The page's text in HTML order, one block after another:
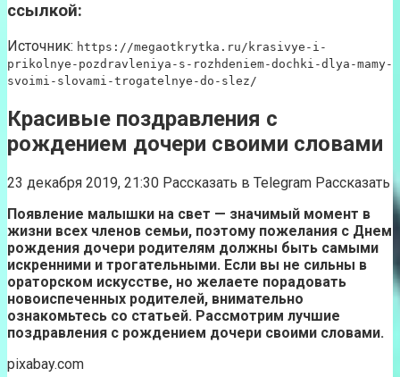
ссылкой:
Источник: https://megaotkrytka.ru/krasivye-i-
prikolnye-pozdravleniya-s-rozhdeniem-dochki-dlya-mamy-
svoimi-slovami-trogatelnye-do-slez/
Красивые поздравления с
рождением дочери своими словами
23 декабря 2019, 21:30 Рассказать в Telegram Расcказать
Появление малышки на свет — значимый момент в
жизни всех членов семьи, поэтому пожелания с Днем
рождения дочери родителям должны быть самыми
искренними и трогательными. Если вы не сильны в
ораторском искусстве, но желаете порадовать
новоиспеченных родителей, внимательно
ознакомьтесь со статьей. Рассмотрим лучшие
поздравления с рождением дочери своими словами.
pixabay.com